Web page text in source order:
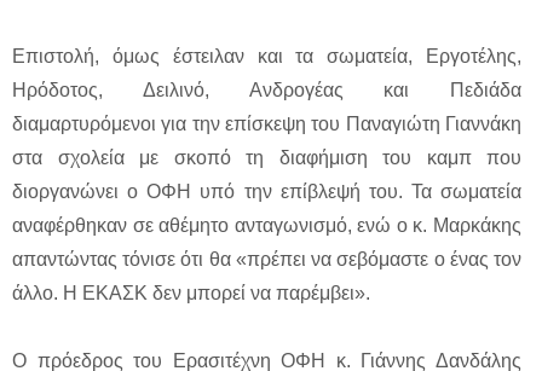
Επιστολή, όμως έστειλαν και τα σωματεία, Εργοτέλης,
Ηρόδοτος, Δειλινό, Ανδρογέας και Πεδιάδα
διαμαρτυρόμενοι για την επίσκεψη του Παναγιώτη Γιαννάκη
στα σχολεία με σκοπό τη διαφήμιση του καμπ που
διοργανώνει ο ΟΦΗ υπό την επίβλεψή του. Τα σωματεία
αναφέρθηκαν σε αθέμητο ανταγωνισμό, ενώ ο κ. Μαρκάκης
απαντώντας τόνισε ότι θα «πρέπει να σεβόμαστε ο ένας τον
άλλο. Η ΕΚΑΣΚ δεν μπορεί να παρέμβει».
Ο πρόεδρος του Ερασιτέχνη ΟΦΗ κ. Γιάννης Δανδάλης